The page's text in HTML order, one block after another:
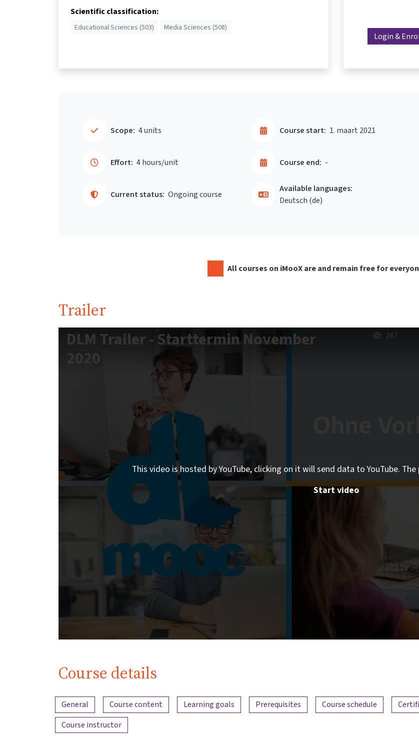
Scientific classification:
Educational Sciences (503) Media Sciences (508)
Login &
Scope: 4 units
Effort: 4 hours/unit
Course start: 1. maart 2021
Course end: -
Current status: Ongoing course
Available languages:
Deutsch ‎(de)‎
All courses on iMooX are and remain free for
Trailer
DLM Trailer - Starttermin November
2020
247
This video is hosted by YouTube, clicking on it will send data to YouTube.
Start video
Course details
Content overview
General Course content Learning goals Prerequisites Course schedule
Course instructor